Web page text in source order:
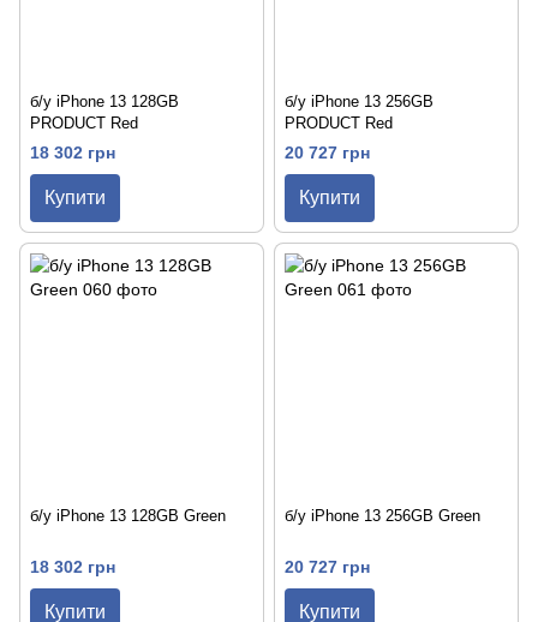
б/у iPhone 13 128GB
PRODUCT Red
18 302 грн
Купити
б/у iPhone 13 256GB
PRODUCT Red
20 727 грн
Купити
б/у iPhone 13 128GB Green
18 302 грн
Купити
б/у iPhone 13 256GB Green
20 727 грн
Купити